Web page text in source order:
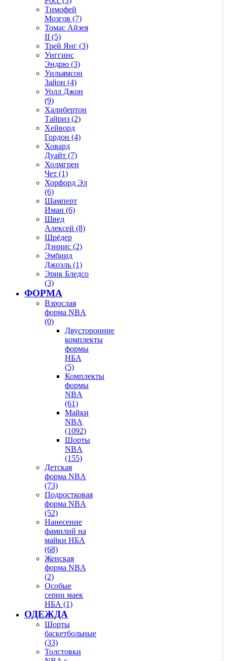
Тимофей
Мозгов (7)
Томас Айзея
II (5)
Трей Янг (3)
Уиггинс
Эндрю (3)
Уильямсон
Зайон (4)
Уолл Джон
(9)
Халибертон
Тайриз (2)
Хейворд
Гордон (4)
Ховард
Дуайт (7)
Холмгрен
Чет (1)
Хорфорд Эл
(6)
Шамперт
Иман (6)
Швед
Алексей (8)
Шрёдер
Дэннис (2)
Эмбиид
Джоэль (1)
Эрик Бледсо
(3)
ФОРМА
Взрослая
форма NBA
(0)
Двусторонние
комплекты
формы
НБА
(5)
Комплекты
формы
NBA
(61)
Майки
NBA
(1092)
Шорты
NBA
(155)
Детская
форма NBA
(73)
Подростковая
форма NBA
(52)
Нанесение
фамилий на
майки НБА
(68)
Женская
форма NBA
(2)
Особые
серии маек
НБА (1)
ОДЕЖДА
Шорты
баскетбольные
(33)
Толстовки